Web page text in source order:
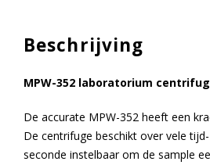
Beschrijving
MPW-352 laboratorium
De accurate MPW-352 heeft een
De centrifuge beschikt over vele
seconde instelbaar om de sample